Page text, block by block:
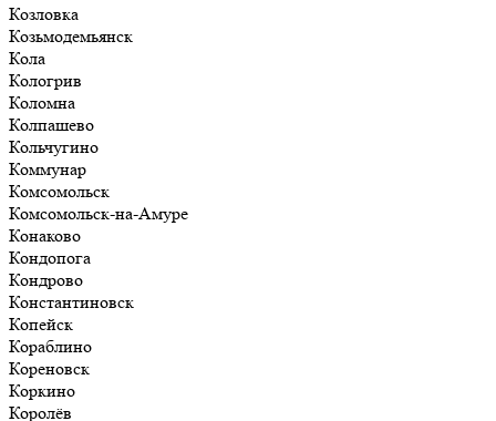
Козловка
Козьмодемьянск
Кола
Кологрив
Коломна
Колпашево
Кольчугино
Коммунар
Комсомольск
Комсомольск-на-Амуре
Конаково
Кондопога
Кондрово
Константиновск
Копейск
Кораблино
Кореновск
Коркино
Королёв